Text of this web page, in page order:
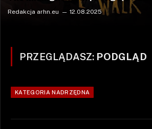
Redakcja arhn.eu 12.08.2025
PRZEGLĄDASZ: PODGLĄD
KATEGORIA NADRZĘDNA